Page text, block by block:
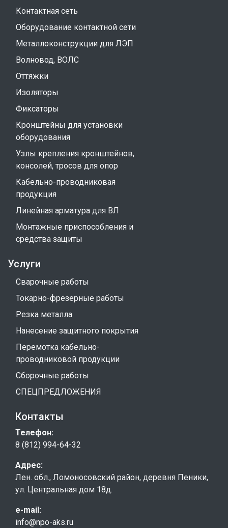
Контактная сеть
Оборудование контактной сети
Металлоконструкции для ЛЭП
Волновод, ВОЛС
Оттяжки
Изоляторы
Фиксаторы
Кронштейны для установки
оборудования
Узлы крепления кронштейнов,
консолей, тросов для опор
Кабельно-проводниковая
продукция
Линейная арматура для ВЛ
Монтажные приспособления и
средства защиты
Услуги
Сварочные работы
Токарно-фрезерные работы
Резка металла
Нанесение защитного покрытия
Перемотка кабельно-
проводниковой продукции
Сборочные работы
СПЕЦПРЕДЛОЖЕНИЯ
Контакты
Телефон:
8 (812) 994-64-32
Адрес:
Лен. обл., Ломоносовский район, деревня Пеники,
ул. Центральная дом 18д.
e-mail:
info@npo-aks.ru